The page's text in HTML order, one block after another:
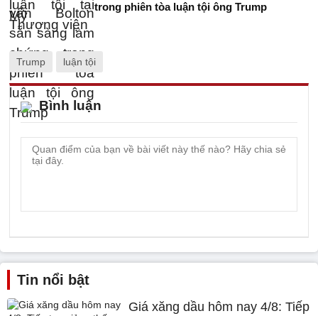
trong phiên tòa luận tội ông Trump
Trump luận tội
Bình luận
Tin nổi bật
Giá xăng dầu hôm nay 4/8: Tiếp